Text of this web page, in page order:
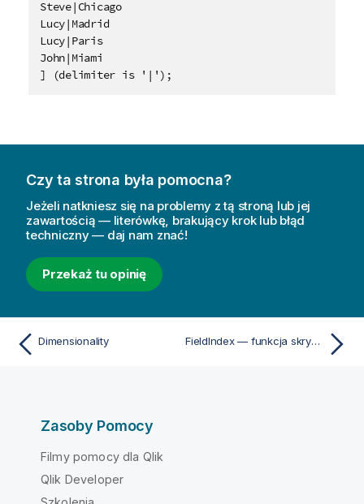
Steve|Chicago
Lucy|Madrid
Lucy|Paris
John|Miami
] (delimiter is '|');
Czy ta strona była pomocna?
Jeżeli natkniesz się na problemy z tą stroną lub jej
zawartością — literówkę, brakujący krok lub błąd
techniczny — daj nam znać!
Przekaż tu opinię
Dimensionality FieldIndex — funkcja skryptu i funkcja wykresu
Zasoby Pomocy
Filmy pomocy dla Qlik
Qlik Developer